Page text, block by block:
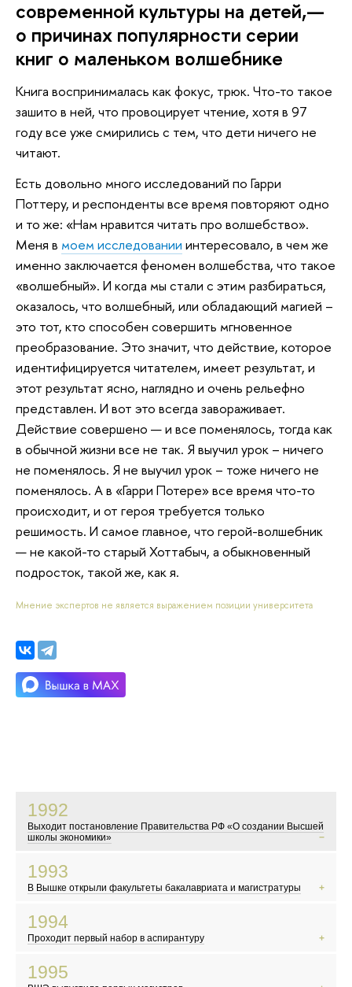
1992
Выходит постановление Правительства РФ «О создании Высшей
школы экономики»
Показывают телесериал «Богатые тоже плачут»
Мэром Москвы становится Юрий Лужков
1993
В Вышке открыли факультеты бакалавриата и магистратуры
Первые выборы в Госдуму
Новые русские, челноки и командировочные осваивают заграницу
1994
Проходит первый набор в аспирантуру
Начинается война в Чечне
1995
современной культуры на детей,—
о причинах популярности серии
книг о маленьком волшебнике
Книга воспринималась как фокус, трюк. Что-то такое
зашито в ней, что провоцирует чтение, хотя в 97
году все уже смирились с тем, что дети ничего не
читают.
Есть довольно много исследований по Гарри
Поттеру, и респонденты все время повторяют одно
и то же: «Нам нравится читать про волшебство».
Меня в моем исследовании интересовало, в чем же
именно заключается феномен волшебства, что такое
«волшебный». И когда мы стали с этим разбираться,
оказалось, что волшебный, или обладающий магией –
это тот, кто способен совершить мгновенное
преобразование. Это значит, что действие, которое
идентифицируется читателем, имеет результат, и
этот результат ясно, наглядно и очень рельефно
представлен. И вот это всегда завораживает.
Действие совершено — и все поменялось, тогда как
в обычной жизни все не так. Я выучил урок – ничего
не поменялось. Я не выучил урок – тоже ничего не
поменялось. А в «Гарри Потере» все время что-то
происходит, и от героя требуется только
решимость. И самое главное, что герой-волшебник
— не какой-то старый Хоттабыч, а обыкновенный
подросток, такой же, как я.
Мнение экспертов не является выражением позиции университета